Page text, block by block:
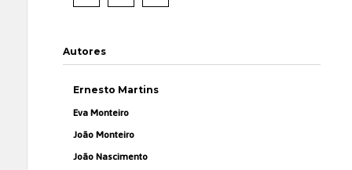
Autores
Ernesto Martins
Eva Monteiro
João Monteiro
João Nascimento